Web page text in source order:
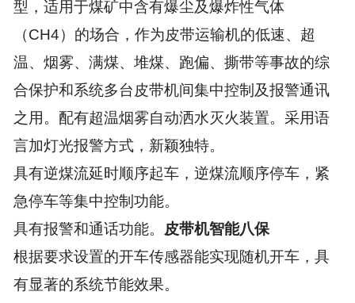
型，适用于煤矿中含有爆尘及爆炸性气体
（CH4）的场合，作为皮带运输机的低速、超
温、烟雾、满煤、堆煤、跑偏、撕带等事故的综
合保护和系统多台皮带机间集中控制及报警通讯
之用。配有超温烟雾自动洒水灭火装置。采用语
言加灯光报警方式，新颖独特。
具有逆煤流延时顺序起车，逆煤流顺序停车，紧
急停车等集中控制功能。
具有报警和通话功能。 皮带机智能八保
根据要求设置的开车传感器能实现随机开车，具
有显著的系统节能效果。